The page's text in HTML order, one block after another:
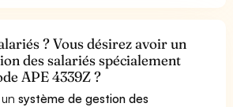
? Vous désirez avoir un
des salariés spécialement
APE 4339Z ?
unsystème de gestion des